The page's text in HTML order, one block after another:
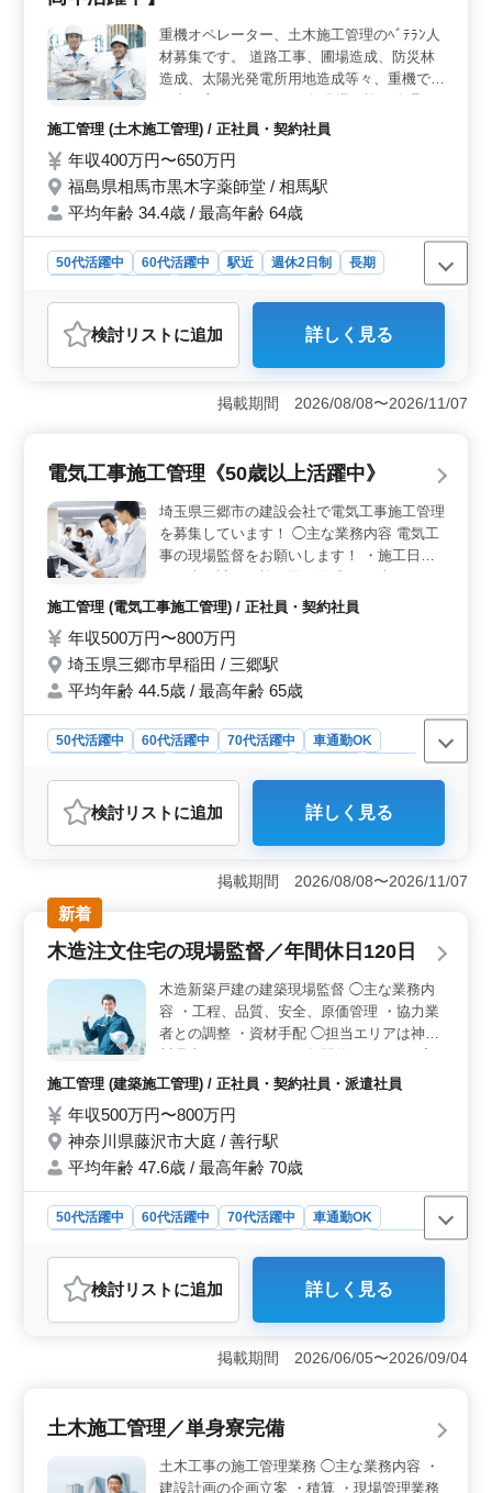
重機オペレーター、土木施工管理のﾍﾞﾃﾗﾝ人
材募集です。 道路工事、圃場造成、防災林
造成、太陽光発電所用地造成等々、重機での
できる方も業績拡大につき急募しておりま
等々が主な職務です。 ブランクなどの空白
期間のある方も歓迎です。 業績好調につき
更なるステップアップの為、経験者採用させ
て頂きます。 ・土曜隔週、日曜日、祝日、
年末年始、夏季、お盆、GW 等 ・交通費全
額支給 ・50代〜60代も活躍中です。お気軽
にご応募くださいませ。
施工管理 (土木施工管理) / 正社員・契約社員
年収400万円〜650万円
福島県相馬市黒木字薬師堂 / 相馬駅
平均年齢 34.4歳 / 最高年齢 64歳
50代活躍中 60代活躍中 駅近 週休2日制
長期
おすすめポイント
＜多彩な業務内容＞ 重機オペレーターや土木施工管理
のベテランを募集いたします。道路工事や太陽光発電所
用地造成など、多様なプロジェクトで活躍できます。写
真管理や工程管理、測量なども担当します。 ＜柔軟
ある方も歓迎し、中高年まで幅広い年齢層が活躍してい
万円に加え、通勤手当全額支給などの福利厚生が整って
います。経験者の採用を通じて、さらなる業績拡大を目
指します。
検討リスト に追加 詳しく見る
掲載期間 2026/08/08〜2026/11/07
電気工事施工管理《50歳以上活躍中》
埼玉県三郷市の建設会社で電気工事施工管理
を募集しています！ ◯主な業務内容 電気工
事の現場監督をお願いします！ ・施工日程
程・品質・安全の管理 ・発注者との打ち合
イカー通勤OK ＊福利厚生完備 ＊賞与あり
＊50歳以上活躍中 電気工事施工管理技士資
格お持ちの方、電気工事施工管理経験20年
てきたスキルをしっかり評価する企業です。
施工管理 (電気工事施工管理) / 正社員・契約社員
年収500万円〜800万円
埼玉県三郷市早稲田 / 三郷駅
平均年齢 44.5歳 / 最高年齢 65歳
50代活躍中 60代活躍中 70代活躍中
車通勤OK
おすすめポイント
＜経験豊富な方に最適な環境＞ 電気工事施工管理経験
20年以上の方や電気工事施工管理技士の資格をお持ちの
方は、条件面で優遇されます。これまでのスキルや経験
をしっかり評価し、50歳以上のベテランスタッフが多数
活躍している職場です。 ＜働きやすい勤務条件＞
土曜隔週、日曜、祝日が休みとなっており、プライベー
トの時間も大切にできます。残業も月10時間程度と少な
めで、無理なく働ける環境が整っています。また、夏季
や年末年始の休暇も取得でき、長期的な休暇もしっかり
確保されています。 ＜通勤の利便性と福利厚生＞
マイカー通勤が可能で、通勤手当が全額支給されるた
め、通勤の負担が軽減されます。さらに、福利厚生が完
心して働ける環境が整っています。
検討リスト に追加 詳しく見る
掲載期間 2026/08/08〜2026/11/07
新着
木造注文住宅の現場監督／年間休日120日
木造新築戸建の建築現場監督 ◯主な業務内
容 ・工程、品質、安全、原価管理 ・協力業
者との調整 ・資材手配 ◯担当エリアは神奈
川県内となります。 ＊年間休日120日 ＊完
全週休2日制 ＊交通費実費支給（上限なし）
揮して頂けます！ ぜひ私達と一緒に働いて
みませんか？
施工管理 (建築施工管理) / 正社員・契約社員・派遣社員
年収500万円〜800万円
神奈川県藤沢市大庭 / 善行駅
平均年齢 47.6歳 / 最高年齢 70歳
50代活躍中 60代活躍中 70代活躍中
車通勤OK
派遣社員
おすすめポイント
＜年間休日120日で働きやすい＞ 完全週休2日制で年間
休日120日のため、仕事とプライベートを両立しやすい環
境です。無理なく安定した働き方を続けながら、長期的
の調整、資材手配など幅広く担当できます。建築施工管
督として活躍できる求人です。 ＜車通勤可能で安心
検討リスト に追加 詳しく見る
掲載期間 2026/06/05〜2026/09/04
土木施工管理／単身寮完備
土木工事の施工管理業務 ◯主な業務内容 ・
建設計画の企画立案 ・積算 ・現場管理業務